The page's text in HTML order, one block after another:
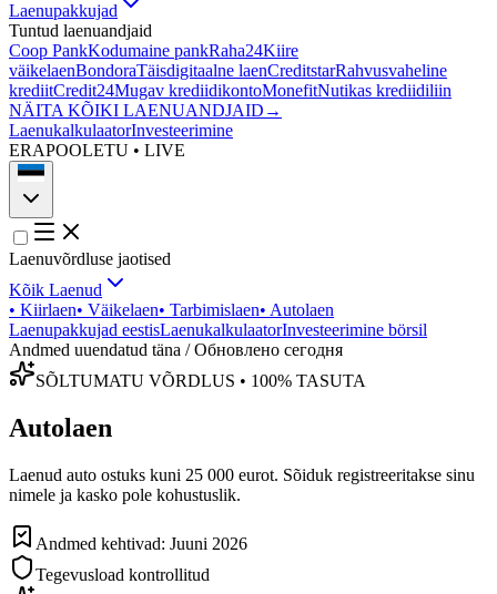
Laenupakkujad
Tuntud laenuandjaid
Coop PankKodumaine pankRaha24Kiire
väikelaenBondoraTäisdigitaalne laenCreditstarRahvusvaheline
krediitCredit24Mugav krediidikontoMonefitNutikas krediidiliin
NÄITA KÕIKI LAENUANDJAID →
LaenukalkulaatorInvesteerimine
ERAPOOLETU • LIVE
Laenuvõrdluse jaotised
Kõik Laenud
• Kiirlaen• Väikelaen• Tarbimislaen• Autolaen
Laenupakkujad eestisLaenukalkulaatorInvesteerimine börsil
Andmed uuendatud täna / Обновлено сегодня
SÕLTUMATU VÕRDLUS • 100% TASUTA
Autolaen
Laenud auto ostuks kuni 25 000 eurot. Sõiduk registreeritakse sinu
nimele ja kasko pole kohustuslik.
Andmed kehtivad: Juuni 2026
Tegevusload kontrollitud